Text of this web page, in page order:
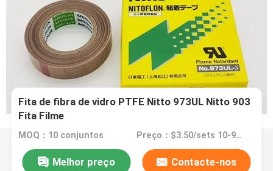
Fita de fibra de vidro PTFE Nitto 973UL Nitto 903
Fita Filme
MOQ：10 conjuntos Preço：$3.50/sets 10-99 sets
Melhor preço Contacte-nos